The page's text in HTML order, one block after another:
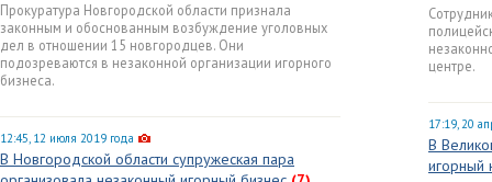
Прокуратура Новгородской области признала
законным и обоснованным возбуждение уголовных
дел в отношении 15 новгородцев. Они
подозреваются в незаконной организации игорного
бизнеса.
12:45, 12 июля 2019 года
В Новгородской области супружеская пара
центре.
17:19, 20
В
игорный